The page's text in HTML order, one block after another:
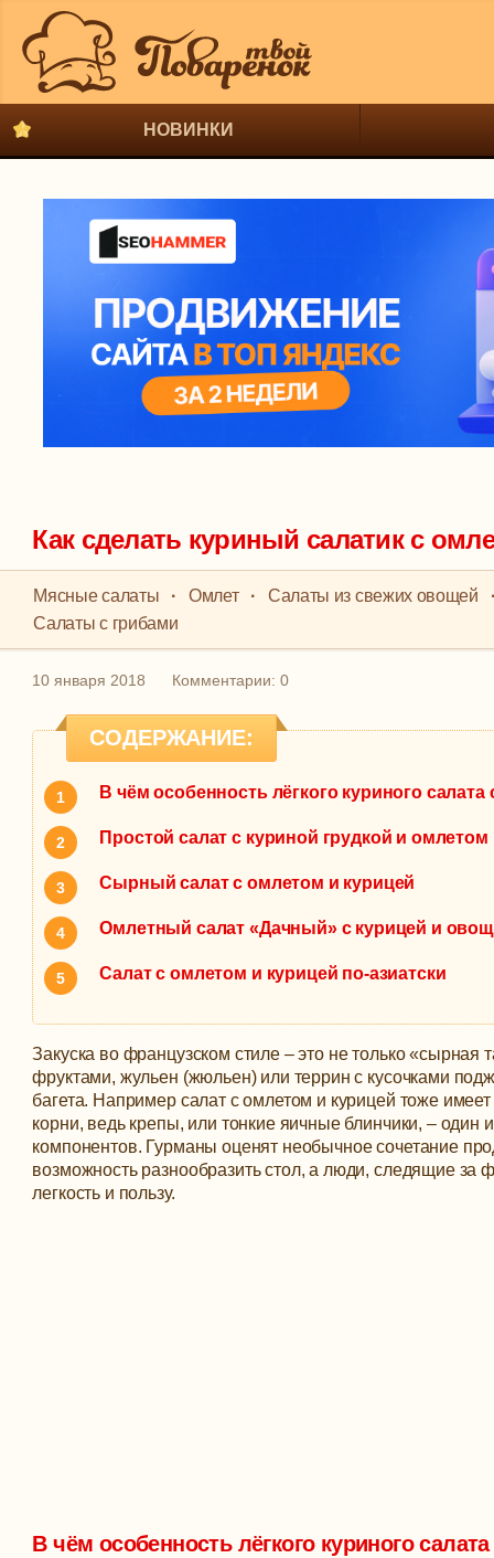
НОВИНКИ
Как сделать куриный салатик с
Мясные салаты · Омлет · Салаты из свежих овощей
Салаты с грибами
10 января 2018 Комментарии: 0
СОДЕРЖАНИЕ:
В чём особенность лёгкого куриного
Простой салат с куриной грудкой и омлетом
Сырный салат с омлетом и курицей
Омлетный салат «Дачный» с курицей и
Салат с омлетом и курицей по-азиатски
Закуска во французском стиле – это не только «сырная
фруктами, жульен (жюльен) или террин с кусочками
багета. Например салат с омлетом и курицей тоже
корни, ведь крепы, или тонкие яичные блинчики, – один
компонентов. Гурманы оценят необычное сочетание
возможность разнообразить стол, а люди, следящие за
легкость и пользу.
В чём особенность лёгкого куриного